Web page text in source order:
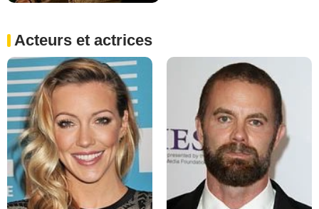
Acteurs et actrices